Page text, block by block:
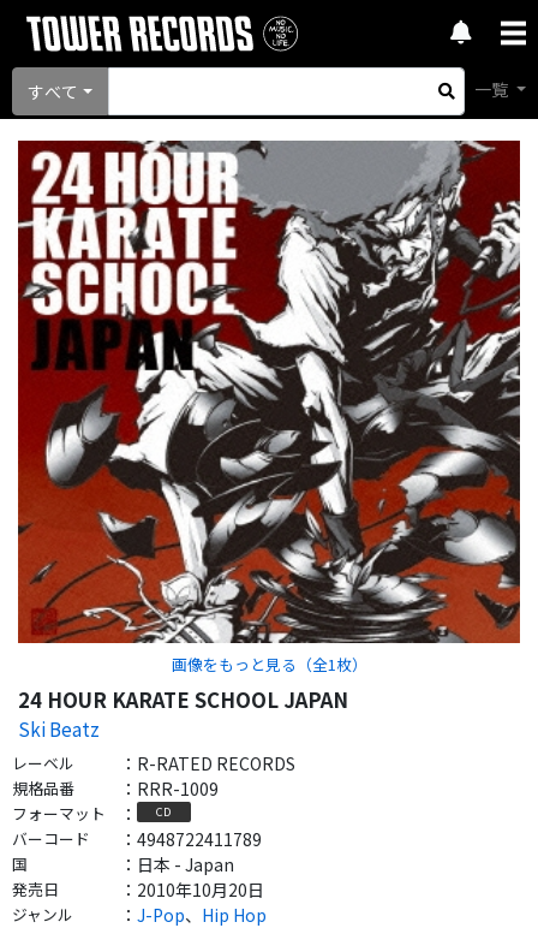
すべて 一覧
画像をもっと見る（全1 枚）
24 HOUR KARATE SCHOOL JAPAN
Ski Beatz
レーベル ： R-RATED RECORDS
規格品番 ： RRR-1009
フォーマット ： CD
バーコード ： 4948722411789
国 ： 日本 - Japan
発売日 ： 2010年10月20日
ジャンル ： J-Pop、 Hip Hop